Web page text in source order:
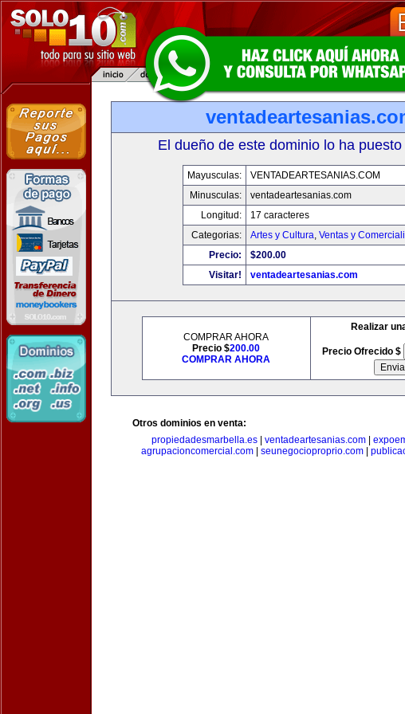
El dueño de este dominio lo ha
Mayusculas:
VENTADEARTESANIAS.COM
Minusculas:
ventadeartesanias.com
Longitud:
17 caracteres
Categorias:
Artes y Cultura, Ventas y
Precio:
$200.00
Visitar!
ventadeartesanias.com
COMPRAR AHORA
Precio $200.00
COMPRAR AHORA
Realizar
Precio Ofrecido $
Otros dominios en venta:
propiedadesmarbella.es| ventadeartesanias.com|
agrupacioncomercial.com
seunegocioproprio.com